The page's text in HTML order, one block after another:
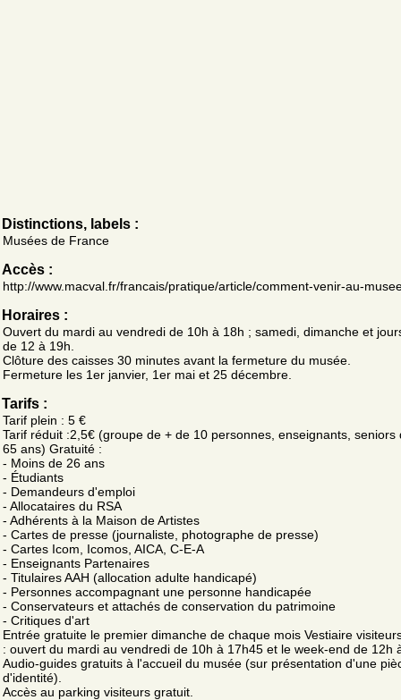
Distinctions, labels :
Musées de France
Accès :
http://www.macval.fr/francais/pratique/article/comment-venir-au-
Horaires :
Ouvert du mardi au vendredi de 10h à 18h ; samedi, dimanche et
de 12 à 19h.
Clôture des caisses 30 minutes avant la fermeture du musée.
Fermeture les 1er janvier, 1er mai et 25 décembre.
Tarifs :
Tarif plein : 5 €
Tarif réduit :2,5€ (groupe de + de 10 personnes, enseignants, seniors
65 ans) Gratuité :
- Moins de 26 ans
- Étudiants
- Demandeurs d'emploi
- Allocataires du RSA
- Adhérents à la Maison de Artistes
- Cartes de presse (journaliste, photographe de presse)
- Cartes Icom, Icomos, AICA, C-E-A
- Enseignants Partenaires
- Titulaires AAH (allocation adulte handicapé)
- Personnes accompagnant une personne handicapée
- Conservateurs et attachés de conservation du patrimoine
- Critiques d'art
Entrée gratuite le premier dimanche de chaque mois Vestiaire
: ouvert du mardi au vendredi de 10h à 17h45 et le week-end de 12h
Audio-guides gratuits à l'accueil du musée (sur présentation d'une
d'identité).
Accès au parking visiteurs gratuit.